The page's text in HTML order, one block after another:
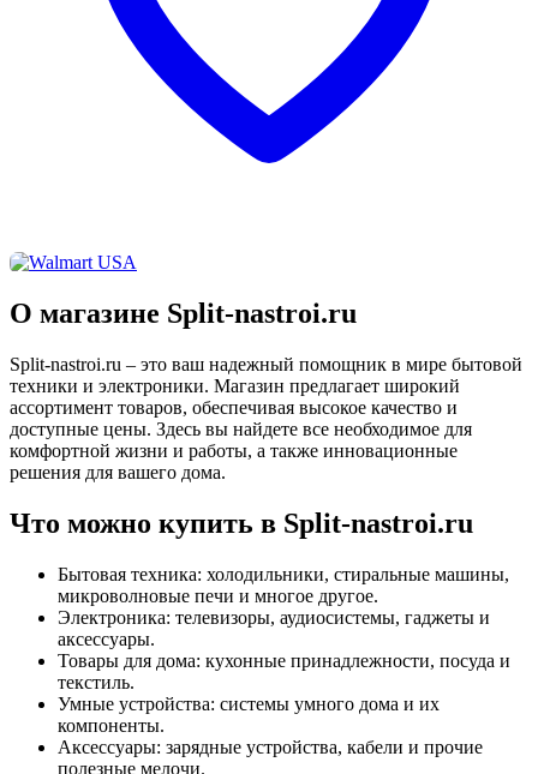
О магазине Split-nastroi.ru
Split-nastroi.ru – это ваш надежный помощник в мире бытовой
техники и электроники. Магазин предлагает широкий
ассортимент товаров, обеспечивая высокое качество и
доступные цены. Здесь вы найдете все необходимое для
комфортной жизни и работы, а также инновационные
решения для вашего дома.
Что можно купить в Split-nastroi.ru
Бытовая техника: холодильники, стиральные машины,
микроволновые печи и многое другое.
Электроника: телевизоры, аудиосистемы, гаджеты и
аксессуары.
Товары для дома: кухонные принадлежности, посуда и
текстиль.
Умные устройства: системы умного дома и их
компоненты.
Аксессуары: зарядные устройства, кабели и прочие
полезные мелочи.